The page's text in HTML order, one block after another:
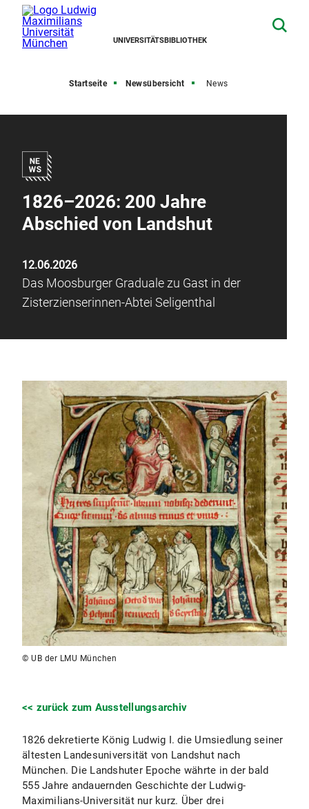
UNIVERSITÄTSBIBLIOTHEK
Startseite Newsübersicht News
1826–2026: 200 Jahre
Abschied von Landshut
12.06.2026
Das Moosburger Graduale zu Gast in der
Zisterzienserinnen-Abtei Seligenthal
© UB der LMU München
<< zurück zum Ausstellungsarchiv
1826 dekretierte König Ludwig I. die Umsiedlung seiner
ältesten Landesuniversität von Landshut nach
München. Die Landshuter Epoche währte in der bald
555 Jahre andauernden Geschichte der Ludwig-
Maximilians-Universität nur kurz. Über drei